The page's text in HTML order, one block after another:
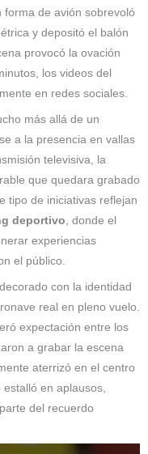
de avión sobrevoló
y depositó el balón
provocó la ovación
los videos del
en redes sociales.
más allá de un
a la presencia en vallas
televisiva, la
que quedara grabado
tipo de iniciativas reflejan
deportivo , donde el
experiencias
el público.
con la identidad
real en pleno vuelo.
expectación entre los
a grabar la escena
aterrizó en el centro
en aplausos,
del recuerdo